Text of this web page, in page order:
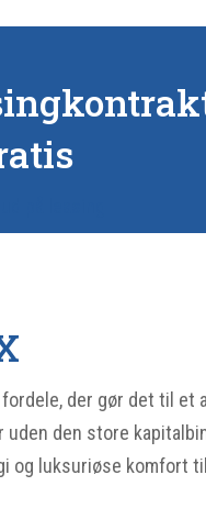
fordele, der gør det til
den store
og luksuriøse komfort